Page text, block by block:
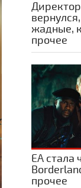
жадные,
прочее
ЕА стала
прочее